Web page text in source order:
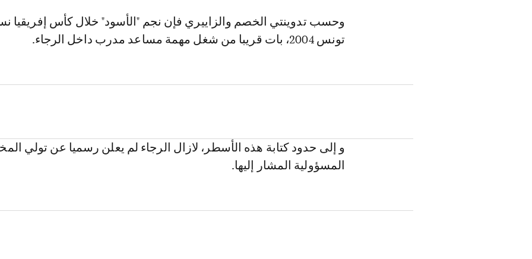
و حسب تدوينتي الخصم والزاييري فإن نجم "الأسود" خلال كأس إفريقيا نسخة
تونس 2004، بات قريبا من شغل مهمة مساعد مدرب داخل الرجاء.
و إلى حدود كتابة هذه الأسطر، لازال الرجاء لم يعلن رسميا عن تولي
المسؤولية المشار إليها.